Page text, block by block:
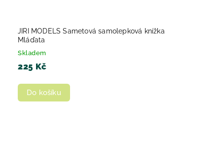
JIRI MODELS Sametová samolepková knížka
Mláďata
Skladem
225 Kč
Do košíku